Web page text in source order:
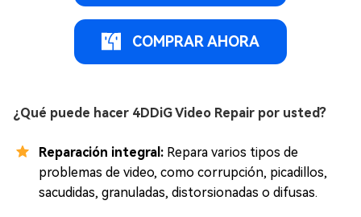
COMPRAR AHORA
¿Qué puede hacer 4DDiG Video Repair por usted?
Reparación integral: Repara varios tipos de
problemas de video, como corrupción, picadillos,
sacudidas, granuladas, distorsionadas o difusas.